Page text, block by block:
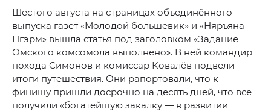
Шестого августа на страницах объединённого
выпуска газет «Молодой большевик» и «Няръяна
Нгэрм» вышла статья под заголовком «Задание
Омского комсомола выполнено». В ней командир
похода Симонов и комиссар Ковалёв подвели
итоги путешествия. Они рапортовали, что к
финишу пришли досрочно на десять дней, что все
получили «богатейшую закалку — в развитии